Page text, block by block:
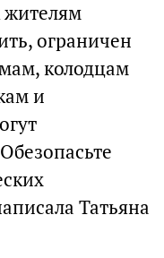
жителям
ограничен
колодцам
и
Татьяна